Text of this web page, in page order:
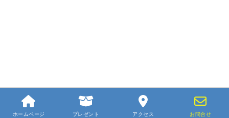
ホームページ プレゼント アクセス お問合せ